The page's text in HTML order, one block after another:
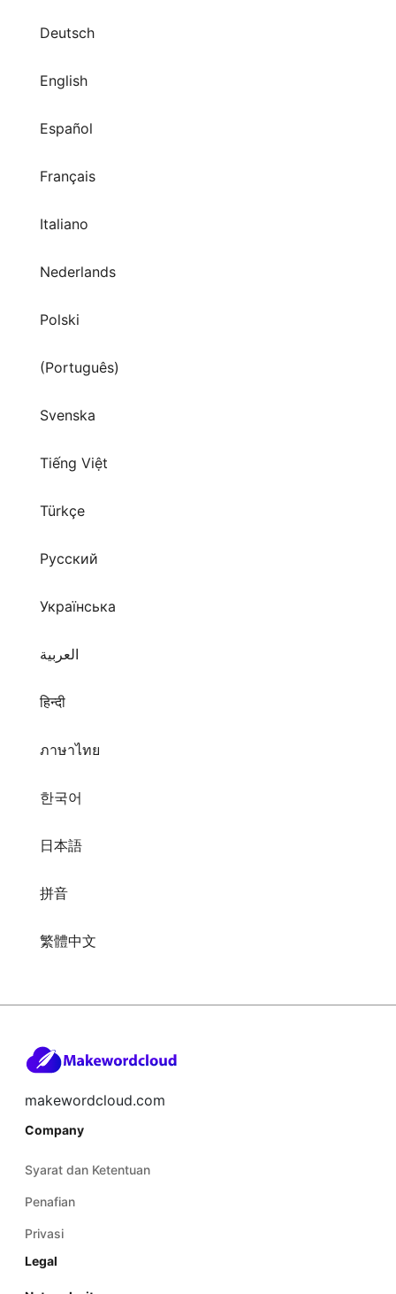
Deutsch
English
Español
Français
Italiano
Nederlands
Polski
(Português)
Svenska
Tiếng Việt
Türkçe
Русский
Українська
العربية
हिन्दी
ภาษาไทย
한국어
日本語
拼音
繁體中文
makewordcloud.com
Company
Syarat dan Ketentuan
Penafian
Privasi
Legal